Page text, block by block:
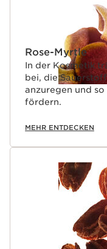
Rose-Myrtle
In der Kosmetik
bei, die
anzuregen und
fördern.
MEHR ENTDECKEN